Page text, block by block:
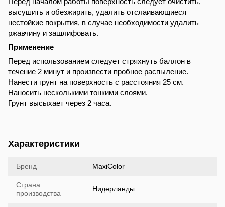
высушить и обезжирить, удалить отслаивающиеся
нестойкие покрытия, в случае необходимости удалить
ржавчину и зашлифовать.
Применение
Перед использованием следует стряхнуть баллон в
течение 2 минут и произвести пробное распыление.
Нанести грунт на поверхность с расстояния 25 см.
Наносить несколькими тонкими слоями.
Грунт высыхает через 2 часа.
Характеристики
Бренд MaxiColor
Страна
производства
Нидерланды